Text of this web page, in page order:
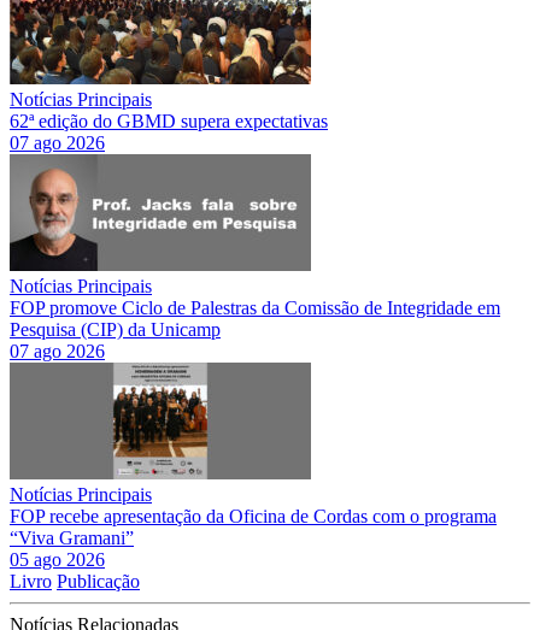
Notícias Principais
62ª edição do GBMD supera expectativas
07 ago 2026
Notícias Principais
FOP promove Ciclo de Palestras da Comissão de Integridade em
Pesquisa (CIP) da Unicamp
07 ago 2026
Notícias Principais
FOP recebe apresentação da Oficina de Cordas com o programa
“Viva Gramani”
05 ago 2026
Livro Publicação
Notícias Relacionadas